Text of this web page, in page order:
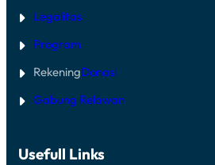
Legalitas
Program
RekeningDonasi
Gabung Relawan
Usefull Links